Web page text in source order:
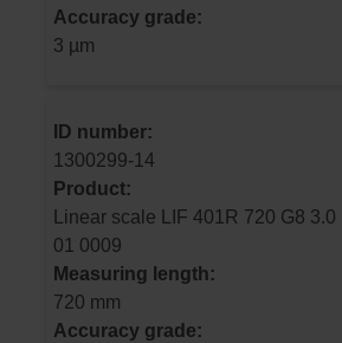
Accuracy grade:
3 µm
ID number:
1300299-14
Product:
Linear scale LIF 401R 720 G8 3.0 ML/2 .. OK
01 0009
Measuring length:
720 mm
Accuracy grade: